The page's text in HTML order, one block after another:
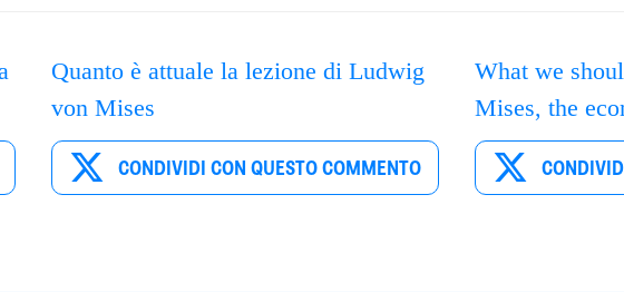
Quanto è attuale la lezione di Ludwig
von Mises
CONDIVIDI CON QUESTO COMMENTO
What we
Mises, the